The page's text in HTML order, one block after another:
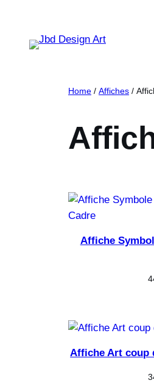
Home / Affiches /
Affiche
Affiche Art coup